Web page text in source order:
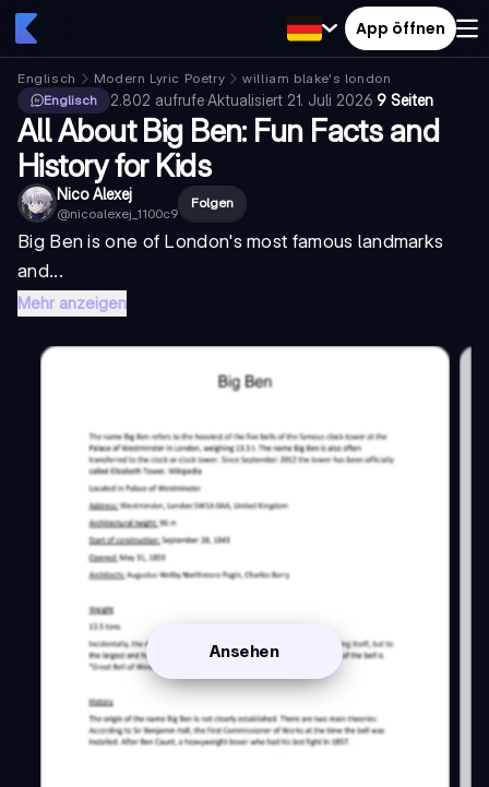
App öffnen
Englisch Modern Lyric Poetry
william blake's london
Englisch
2.802 aufrufe·Aktualisiert 21. Juli 2026·9 Seiten
All About Big Ben: Fun Facts and
History for Kids
Nico Alexej
@nicoalexej_1100c9
Folgen
Big Ben is one of London's most famous landmarks
and...
Mehr anzeigen
Ansehen